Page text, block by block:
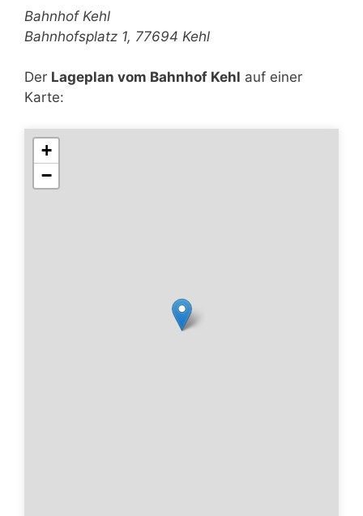
Bahnhof Kehl
Bahnhofsplatz 1, 77694 Kehl
Der Lageplan vom Bahnhof Kehl auf einer
Karte:
+
−